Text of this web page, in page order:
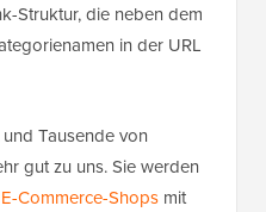
Struktur, die neben dem
in der URL
Tausende von
gut zu uns. Sie werden
E-Commerce-Shops mit